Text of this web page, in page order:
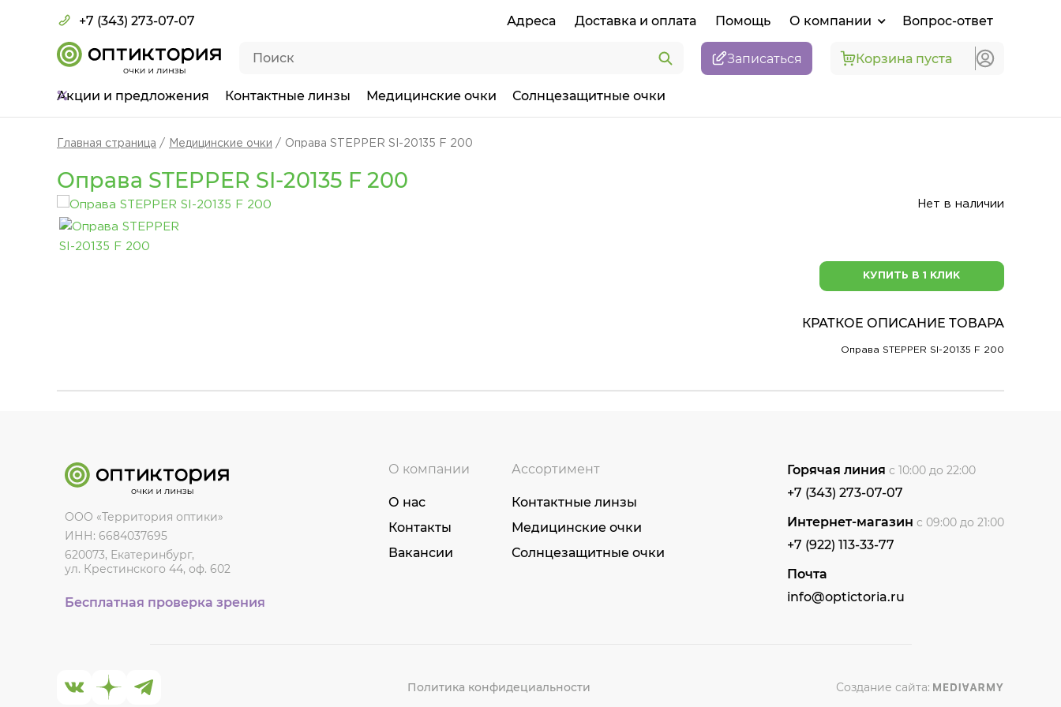
+7 (343) 273-07-07 Адреса Доставка и оплата Помощь О компании Вопрос-ответ
Записаться Корзина пуста
Акции и предложения Контактные линзы Медицинские очки Солнцезащитные очки
Главная страница Медицинские очки Оправа STEPPER SI-20135 F 200
Оправа STEPPER SI-20135 F 200
Нет в наличии
КУПИТЬ В 1 КЛИК
КРАТКОЕ ОПИСАНИЕ ТОВАРА
Оправа STEPPER SI-20135 F 200
ООО «Территория оптики»
ИНН: 6684037695
620073, Екатеринбург,
ул. Крестинского 44, оф. 602
Бесплатная проверка зрения
О компании
О нас
Контакты
Вакансии
Ассортимент
Контактные линзы
Медицинские очки
Солнцезащитные очки
Горячая линия с 10:00 до 22:00
+7 (343) 273-07-07
Интернет-магазин с 09:00 до 21:00
+7 (922) 113-33-77
Почта
info@optictoria.ru
Политика конфидециальности Создание сайта: